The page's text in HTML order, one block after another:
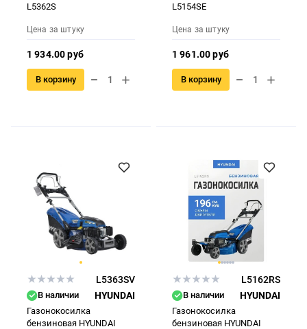
L5362S
Цена за штуку
1 934.00 руб
В корзину
L5154SE
Цена за штуку
1 961.00 руб
В корзину
L5363SV
В наличии HYUNDAI
Газонокосилка
бензиновая HYUNDAI
L5162RS
В наличии HYUNDAI
Газонокосилка
бензиновая HYUNDAI